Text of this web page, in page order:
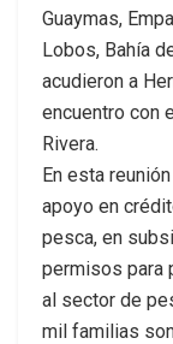
Guaymas,
Lobos, Bahía
acudieron a
encuentro con
Rivera.
En esta
apoyo en
pesca, en
permisos para
al sector de
mil familias